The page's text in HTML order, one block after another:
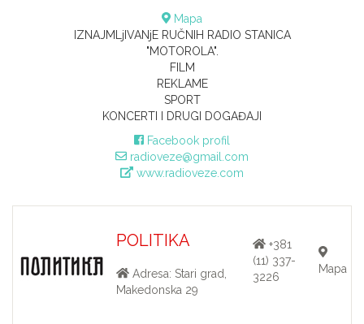
Mapa
IZNAJMLjIVANjE RUČNIH RADIO STANICA
"MOTOROLA".
FILM
REKLAME
SPORT
KONCERTI I DRUGI DOGAĐAJI
Facebook profil
radioveze@gmail.com
www.radioveze.com
POLITIKA
Adresa: Stari grad,
Makedonska 29
+381
(11) 337-
3226
Mapa